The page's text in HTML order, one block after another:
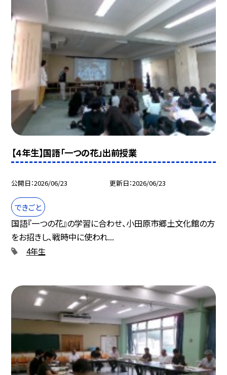
【４年生】国語「一つの花」出前授業
公開日 2026/06/23 更新日 2026/06/23
できごと
国語『一つの花』の学習に合わせ、小田原市郷土文化館の方
をお招きし、戦時中に使われ...
4年生